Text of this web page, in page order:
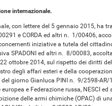
internazionale.
con lettere del 5 gennaio 2015, ha
e CORDA ed altri n. 1/00406,
iniziative a tutela del
SPADONI ed altri n. 8/00083,
ottobre 2014, sul rispetto dei diritti
degli affari esteri e della
giorno Gianluca PINI n. 9/2598-AR/
e Federazione russa, NESCI
delle armi chimiche (OPAC) di